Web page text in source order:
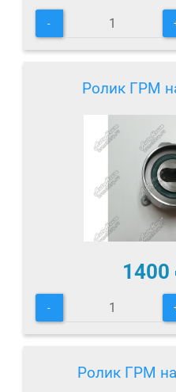
-
Ролик ГРМ
1400
-
Ролик ГРМ